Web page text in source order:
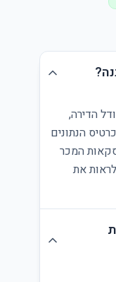
הדירה,
הנתונים
המכר
את